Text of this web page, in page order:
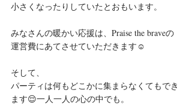
小さくなったりしていたとおもいます。
みなさんの暖かい応援は、Praise the braveの
運営費にあてさせていただきます☺️
そして、
パーティは何もどこかに集まらなくてもでき
ます😌一人一人の心の中でも。﻿